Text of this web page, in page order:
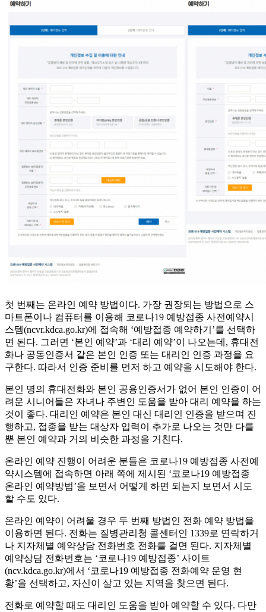
첫 번째는 온라인 예약 방법이다. 가장 권장되는 방법으로 스
마트폰이나 컴퓨터를 이용해 코로나19 예방접종 사전예약시
스템(ncvr.kdca.go.kr)에 접속해 ‘예방접종 예약하기’를 선택하
면 된다. 그러면 ‘본인 예약’과 ‘대리 예약’이 나오는데, 휴대전
화나 공동인증서 같은 본인 인증 또는 대리인 인증 과정을 요
구한다. 따라서 인증 준비를 먼저 하고 예약을 시도해야 한다.
본인 명의 휴대전화와 본인 공용인증서가 없어 본인 인증이 어
려운 시니어들은 자녀나 주변인 도움을 받아 대리 예약을 하는
것이 좋다. 대리인 예약은 본인 대신 대리인 인증을 받으며 진
행하고, 접종을 받는 대상자 입력이 추가로 나오는 것만 다를
뿐 본인 예약과 거의 비슷한 과정을 거친다.
온라인 예약 진행이 어려운 분들은 코로나19 예방접종 사전예
약시스템에 접속하면 아래 쪽에 제시된 ‘코로나19 예방접종
온라인 예약방법’을 보면서 어떻게 하면 되는지 보면서 시도
할 수도 있다.
온라인 예약이 어려울 경우 두 번째 방법인 전화 예약 방법을
이용하면 된다. 전화는 질병관리청 콜센터인 1339로 연락하거
나 지자체별 예약상담 전화번호 전화를 걸면 된다. 지자체별
예약상담 전화번호는 ‘코로나19 예방접종’ 사이트
(ncv.kdca.go.kr)에서 ‘코로나19 예방접종 전화예약 운영 현
황’을 선택하고, 자신이 살고 있는 지역을 찾으면 된다.
전화로 예약할 때도 대리인 도움을 받아 예약할 수 있다. 다만